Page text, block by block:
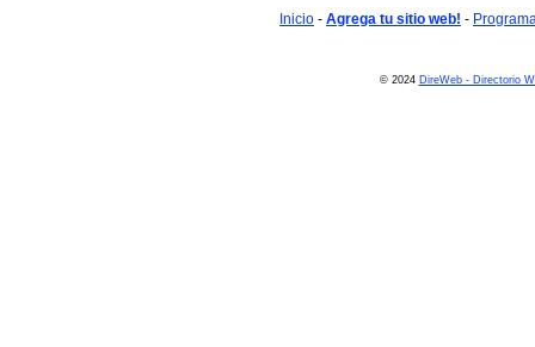
Inicio - Agrega tu sitio web! -
© 2024 DireWeb - Directorio